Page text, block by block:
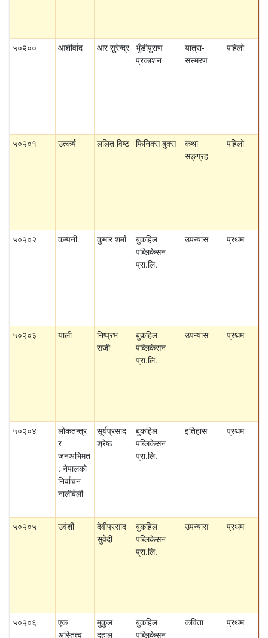
५०२०० आशीर्वाद आर सुरेन्द्र भुँडीपुराण
प्रकाशन
यात्रा-
संस्मरण
पहिलो
५०२०१ उत्कर्ष ललित विष्ट फिनिक्स बुक्स
कथा
सङ्ग्रह
पहिलो
५०२०२ कम्पनी कुमार शर्मा
बुकहिल
पब्लिकेसन
प्रा.लि.
उपन्यास प्रथम
५०२०३ याली
निष्प्रभ
सजी
बुकहिल
पब्लिकेसन
प्रा.लि.
उपन्यास प्रथम
५०२०४
लोकतन्त्र
र
जनअभिमत
: नेपालको
निर्वाचन
नालीबेली
सूर्यप्रसाद
श्रेष्ठ
बुकहिल
पब्लिकेसन
प्रा.लि.
इतिहास प्रथम
५०२०५ उर्वशी
देवीप्रसाद
सुवेदी
बुकहिल
पब्लिकेसन
प्रा.लि.
उपन्यास प्रथम
५०२०६
एक
अस्तित्व
मुकुल
दहाल
बुकहिल
पब्लिकेसन
कविता प्रथम